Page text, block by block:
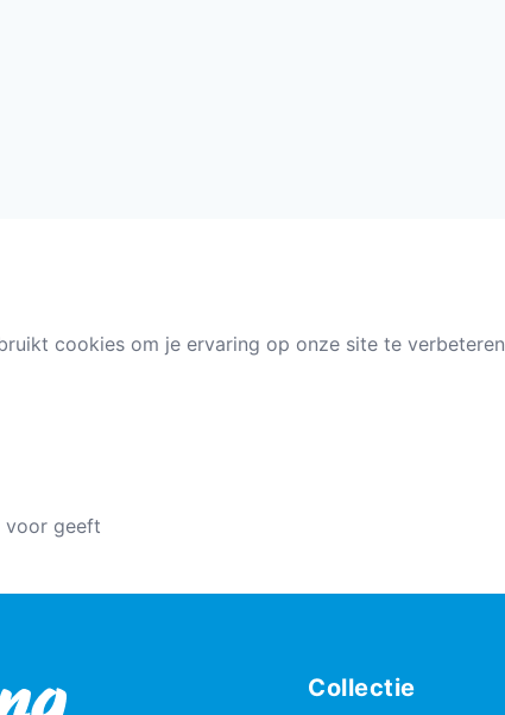
cookies om je ervaring op onze site te verbeteren
voor geeft
Collectie